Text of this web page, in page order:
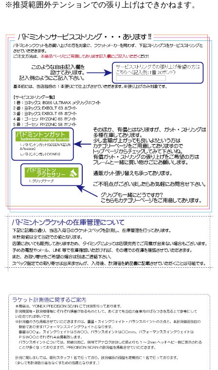
※推奨範囲外テンションでの張り上げはできかねます。